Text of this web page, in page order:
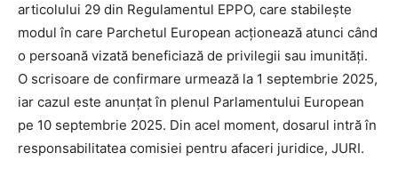
articolului 29 din Regulamentul EPPO, care stabilește
modul în care Parchetul European acționează atunci când
o persoană vizată beneficiază de privilegii sau imunități.
O scrisoare de confirmare urmează la 1 septembrie 2025,
iar cazul este anunțat în plenul Parlamentului European
pe 10 septembrie 2025. Din acel moment, dosarul intră în
responsabilitatea comisiei pentru afaceri juridice, JURI.